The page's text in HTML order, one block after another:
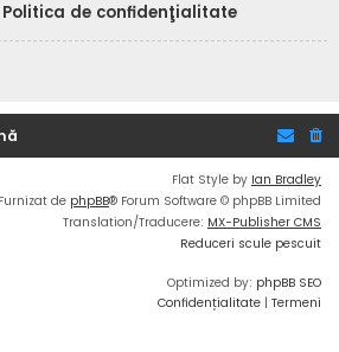
Politica de confidenţialitate
Flat Style by Ian Bradley
Furnizat de phpBB® Forum Software © phpBB Limited
Translation/Traducere: MX-Publisher CMS
Reduceri scule pescuit
Optimized by: phpBB SEO
Confidențialitate | Termeni